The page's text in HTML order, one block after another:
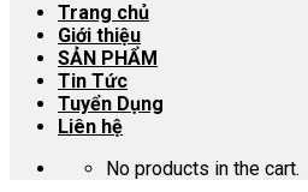
Trang chủ
Giới thiệu
SẢN PHẨM
Tin Tức
Tuyển Dụng
Liên hệ
No products in the cart.